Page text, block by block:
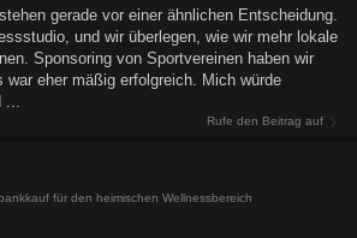
gerade vor einer ähnlichen Entscheidung.
und wir überlegen, wie wir mehr lokale
Sponsoring von Sportvereinen haben wir
eher mäßig erfolgreich. Mich würde
Rufe den Beitrag auf
für den heimischen Wellnessbereich